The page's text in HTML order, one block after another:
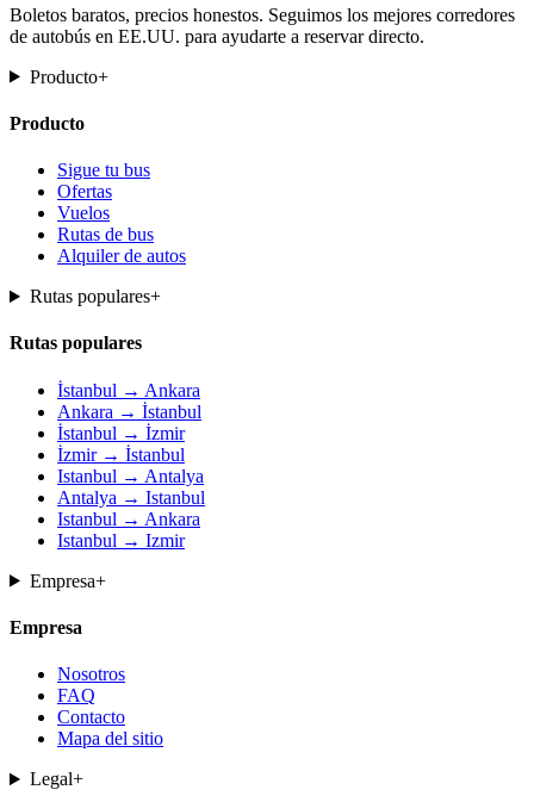
Boletos baratos, precios honestos. Seguimos los mejores corredores
de autobús en EE.UU. para ayudarte a reservar directo.
Producto+
Producto
Sigue tu bus
Ofertas
Vuelos
Rutas de bus
Alquiler de autos
Rutas populares+
Rutas populares
İstanbul → Ankara
Ankara → İstanbul
İstanbul → İzmir
İzmir → İstanbul
Istanbul → Antalya
Antalya → Istanbul
Istanbul → Ankara
Istanbul → Izmir
Empresa+
Empresa
Nosotros
FAQ
Contacto
Mapa del sitio
Legal+